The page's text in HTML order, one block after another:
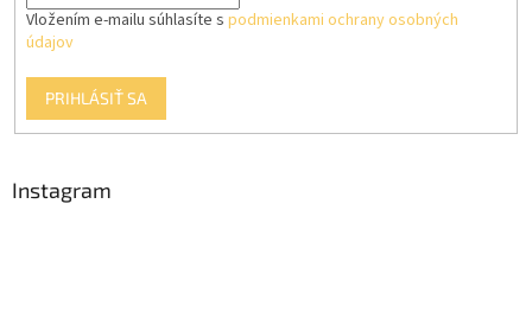
Vložením e-mailu súhlasíte s podmienkami ochrany osobných
údajov
PRIHLÁSIŤ SA
Instagram